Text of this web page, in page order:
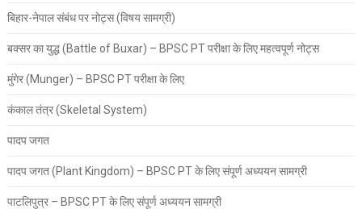
बिहार-नेपाल संबंध पर नोट्स (विषय सामग्री)
बक्सर का युद्ध (Battle of Buxar) – BPSC PT परीक्षा के लिए महत्वपूर्ण नोट्स
मुंगेर (Munger) – BPSC PT परीक्षा के लिए
कंकाल तंत्र (Skeletal System)
पादप जगत
पादप जगत (Plant Kingdom) – BPSC PT के लिए संपूर्ण अध्ययन सामग्री
पाटलिपुत्र – BPSC PT के लिए संपूर्ण अध्ययन सामग्री